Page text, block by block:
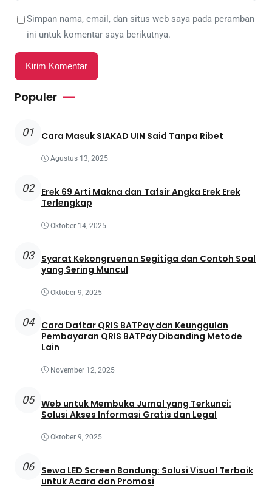
Simpan nama, email, dan situs web saya pada peramban
ini untuk komentar saya berikutnya.
Populer
01 Cara Masuk SIAKAD UIN Said Tanpa Ribet
Agustus 13, 2025
02
Erek 69 Arti Makna dan Tafsir Angka Erek Erek
Terlengkap
Oktober 14, 2025
03
Syarat Kekongruenan Segitiga dan Contoh Soal
yang Sering Muncul
Oktober 9, 2025
04
Cara Daftar QRIS BATPay dan Keunggulan
Pembayaran QRIS BATPay Dibanding Metode
Lain
November 12, 2025
05 Web untuk Membuka Jurnal yang Terkunci:
Solusi Akses Informasi Gratis dan Legal
Oktober 9, 2025
06
Sewa LED Screen Bandung: Solusi Visual Terbaik
untuk Acara dan Promosi